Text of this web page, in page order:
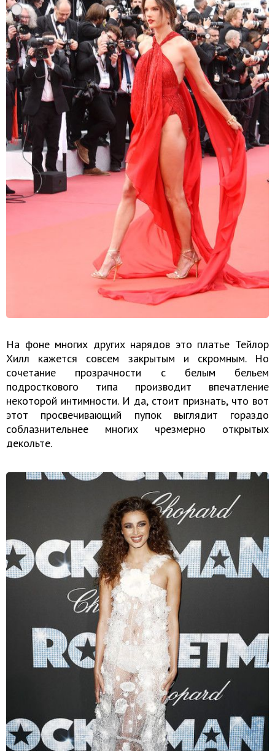
На фоне многих других нарядов это платье Тейлор
Хилл кажется совсем закрытым и скромным. Но
сочетание прозрачности с белым бельем
подросткового типа производит впечатление
некоторой интимности. И да, стоит признать, что вот
этот просвечивающий пупок выглядит гораздо
соблазнительнее многих чрезмерно открытых
декольте.